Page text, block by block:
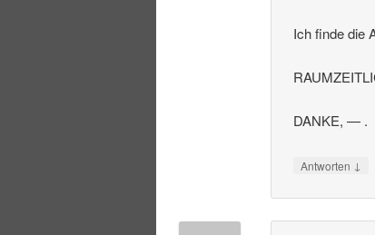
Ich finde die
DANKE, — .
Antworten ↓